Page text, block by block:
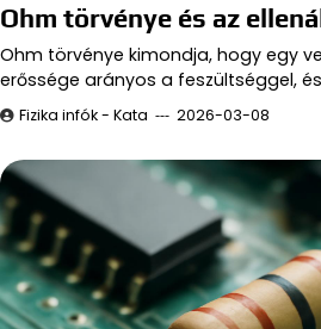
Ohm törvénye és az
Ohm törvénye kimondja, hogy egy
erőssége arányos a feszültséggel,
Fizika infók - Kata 2026-03-08